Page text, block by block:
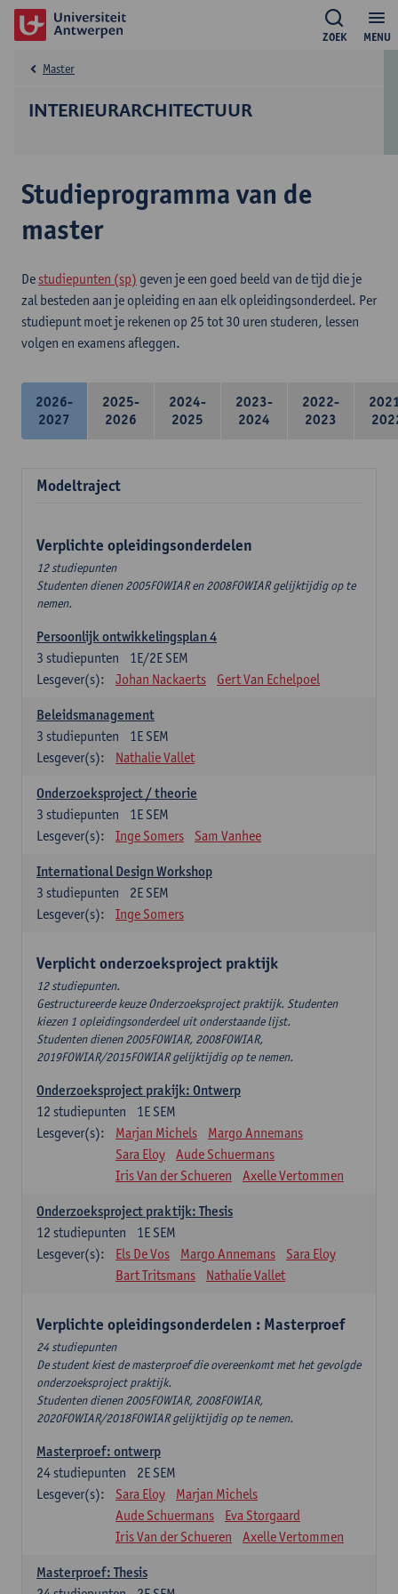
MENU
ZOEK
INTERIEURARCHITECTUUR
Master
Studieprogramma van de
master
De studiepunten (sp) geven je een goed beeld van de tijd die je
zal besteden aan je opleiding en aan elk opleidingsonderdeel. Per
studiepunt moet je rekenen op 25 tot 30 uren studeren, lessen
volgen en examens afleggen.
2026-
2027
2025-
2026
2024-
2025
2023-
2024
2022-
2023
Modeltraject
Verplichte opleidingsonderdelen
12 studiepunten
Studenten dienen 2005FOWIAR en 2008FOWIAR gelijktijdig op te
nemen.
Persoonlijk ontwikkelingsplan 4
1E/2E SEM
3 studiepunten
Lesgever(s):
Johan Nackaerts Gert Van Echelpoel
Beleidsmanagement
1E SEM
3 studiepunten
Lesgever(s):
Nathalie Vallet
Onderzoeksproject / theorie
1E SEM
3 studiepunten
Lesgever(s):
Inge Somers Sam Vanhee
International Design Workshop
2E SEM
3 studiepunten
Lesgever(s):
Inge Somers
Verplicht onderzoeksproject praktijk
12 studiepunten.
Gestructureerde keuze Onderzoeksproject praktijk. Studenten
kiezen 1 opleidingsonderdeel uit onderstaande lijst.
Studenten dienen 2005FOWIAR, 2008FOWIAR,
2019FOWIAR/2015FOWIAR gelijktijdig op te nemen.
Onderzoeksproject prakijk: Ontwerp
1E SEM
12 studiepunten
Lesgever(s):
Marjan Michels
Margo Annemans
Sara Eloy
Aude Schuermans
Iris Van der Schueren
Axelle Vertommen
Onderzoeksproject praktijk: Thesis
1E SEM
12 studiepunten
Lesgever(s):
Els De Vos Margo Annemans
Sara Eloy
Bart Tritsmans
Nathalie Vallet
Verplichte opleidingsonderdelen : Masterproef
24 studiepunten
De student kiest de masterproef die overeenkomt met het gevolgde
onderzoeksproject praktijk.
Studenten dienen 2005FOWIAR, 2008FOWIAR,
2020FOWIAR/2018FOWIAR gelijktijdig op te nemen.
Masterproef: ontwerp
2E SEM
24studiepunten
Lesgever(s):
Sara Eloy
Marjan Michels
Aude Schuermans
Eva Storgaard
Iris Van der Schueren
Axelle Vertommen
Masterproef: Thesis